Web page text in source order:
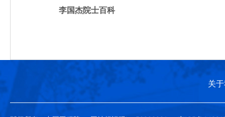
李国杰院士百科
关